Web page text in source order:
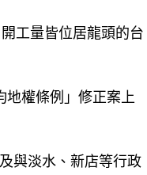
工量皆位居龍頭的台
地權條例」修正案上
與淡水、新店等行政